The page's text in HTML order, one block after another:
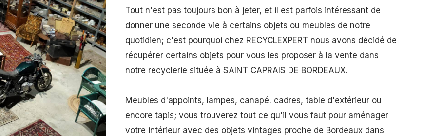
Tout n'est pas toujours bon à jeter, et il est parfois intéressant de
donner une seconde vie à certains objets ou meubles de notre
quotidien; c'est pourquoi chez RECYCLEXPERT nous avons décidé de
récupérer certains objets pour vous les proposer à la vente dans
notre recyclerie située à SAINT CAPRAIS DE BORDEAUX.
Meubles d'appoints, lampes, canapé, cadres, table d'extérieur ou
encore tapis; vous trouverez tout ce qu'il vous faut pour aménager
votre intérieur avec des objets vintages proche de Bordeaux dans